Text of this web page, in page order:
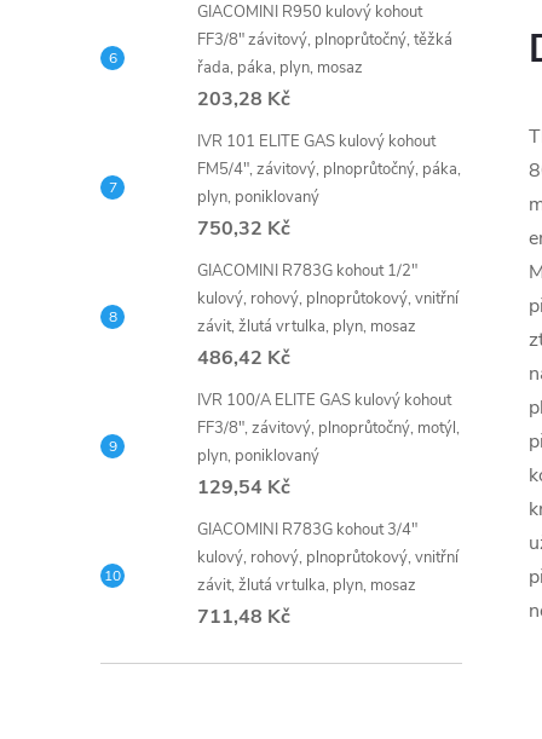
GIACOMINI R950 kulový kohout
FF3/8" závitový, plnoprůtočný, těžká
řada, páka, plyn, mosaz
203,28 Kč
IVR 101 ELITE GAS kulový kohout
FM5/4", závitový, plnoprůtočný, páka,
plyn, poniklovaný
750,32 Kč
GIACOMINI R783G kohout 1/2"
kulový, rohový, plnoprůtokový, vnitřní
závit, žlutá vrtulka, plyn, mosaz
486,42 Kč
IVR 100/A ELITE GAS kulový kohout
FF3/8", závitový, plnoprůtočný, motýl,
plyn, poniklovaný
129,54 Kč
GIACOMINI R783G kohout 3/4"
kulový, rohový, plnoprůtokový, vnitřní
závit, žlutá vrtulka, plyn, mosaz
711,48 Kč